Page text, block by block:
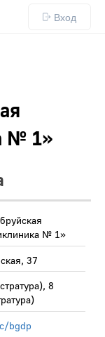
Вход
№ 1»
№ 1»
37
8
bgdp